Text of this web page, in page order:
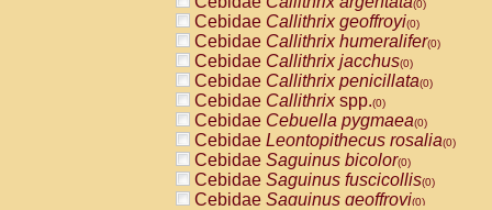
PitheciidaeCallicebusspp.(0)
PitheciidaeChiropotes satanas(0)
PitheciidaePithecia monachus
PitheciidaePithecia pithecia(0)
CercopithecidaeCercocebus agilis
CercopithecidaeCercocebus
CercopithecidaeCercocebus
CercopithecidaeCercocebus
CercopithecidaeCercocebus
CercopithecidaeCercocebushybrid
(0)
Cebidae Callithrix geoffroyi(0)
Cebidae Callithrix humeralifer(0)
Cebidae Callithrix jacchus(0)
Cebidae Callithrix penicillata(0)
Cebidae Callithrixspp.(0)
Cebidae Cebuella pygmaea(0)
Cebidae Leontopithecus rosalia(0)
Cebidae Saguinus bicolor(0)
Cebidae Saguinus fuscicollis(0)
Cebidae Saguinus geoffroyi(0)